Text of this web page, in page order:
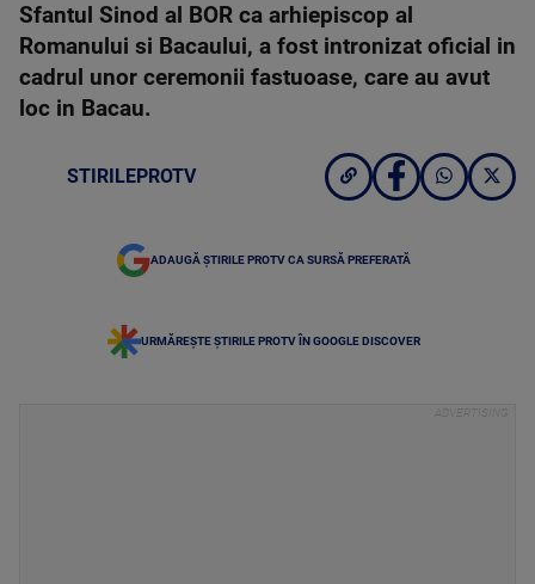
Sfantul Sinod al BOR ca arhiepiscop al
Romanului si Bacaului, a fost intronizat oficial in
cadrul unor ceremonii fastuoase, care au avut
loc in Bacau.
STIRILEPROTV
ADAUGĂ ȘTIRILE PROTV CA SURSĂ PREFERATĂ
URMĂREȘTE ȘTIRILE PROTV ÎN GOOGLE DISCOVER